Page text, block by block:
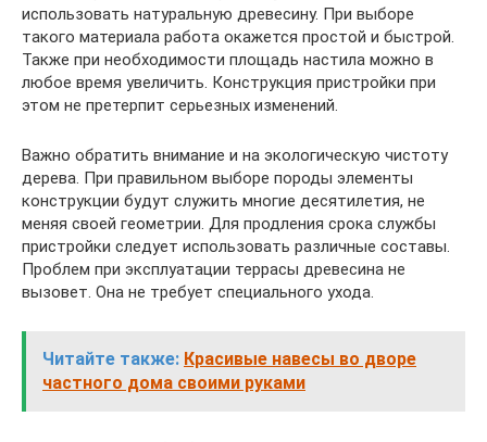
использовать натуральную древесину. При выборе
такого материала работа окажется простой и быстрой.
Также при необходимости площадь настила можно в
любое время увеличить. Конструкция пристройки при
этом не претерпит серьезных изменений.
Важно обратить внимание и на экологическую чистоту
дерева. При правильном выборе породы элементы
конструкции будут служить многие десятилетия, не
меняя своей геометрии. Для продления срока службы
пристройки следует использовать различные составы.
Проблем при эксплуатации террасы древесина не
вызовет. Она не требует специального ухода.
Читайте также: Красивые навесы во дворе
частного дома своими руками